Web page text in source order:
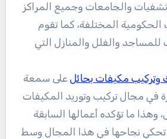
والجامعات وجميع المراكز
الحكومية المختلفة، كما تقوم
للمساجد والفلل والمنازل التي
مكيفات بحائل على سمعة
في مجال تركيب وتوريد المكيفات
وهذا ما تؤكده أعمالها السابقة
تحكي نجاحها في هذا المجال وسط